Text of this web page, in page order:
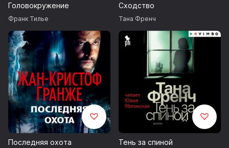
Головокружение
Франк Тилье
Сходство
Тана Френч
Последняя охота Тень за спиной